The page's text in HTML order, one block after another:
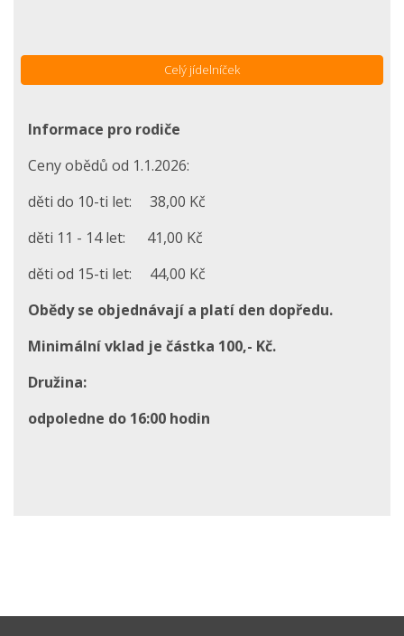
Celý jídelníček
Informace pro rodiče
Ceny obědů od 1.1.2026:
děti do 10-ti let: 38,00 Kč
děti 11 - 14 let: 41,00 Kč
děti od 15-ti let: 44,00 Kč
Obědy se objednávají a platí den dopředu.
Minimální vklad je částka 100,- Kč.
Družina:
odpoledne do 16:00 hodin